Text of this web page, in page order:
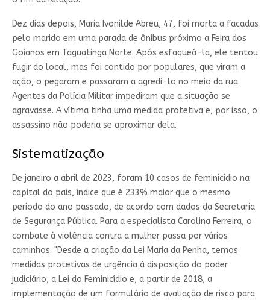
Dez dias depois, Maria Ivonilde Abreu, 47, foi morta a facadas
pelo marido em uma parada de ônibus próximo a Feira dos
Goianos em Taguatinga Norte. Após esfaqueá-la, ele tentou
fugir do local, mas foi contido por populares, que viram a
ação, o pegaram e passaram a agredi-lo no meio da rua.
Agentes da Polícia Militar impediram que a situação se
agravasse. A vítima tinha uma medida protetiva e, por isso, o
assassino não poderia se aproximar dela.
Sistematização
De janeiro a abril de 2023, foram 10 casos de feminicídio na
capital do país, índice que é 233% maior que o mesmo
período do ano passado, de acordo com dados da Secretaria
de Segurança Pública. Para a especialista Carolina Ferreira, o
combate à violência contra a mulher passa por vários
caminhos. "Desde a criação da Lei Maria da Penha, temos
medidas protetivas de urgência à disposição do poder
judiciário, a Lei do Feminicídio e, a partir de 2018, a
implementação de um formulário de avaliação de risco para